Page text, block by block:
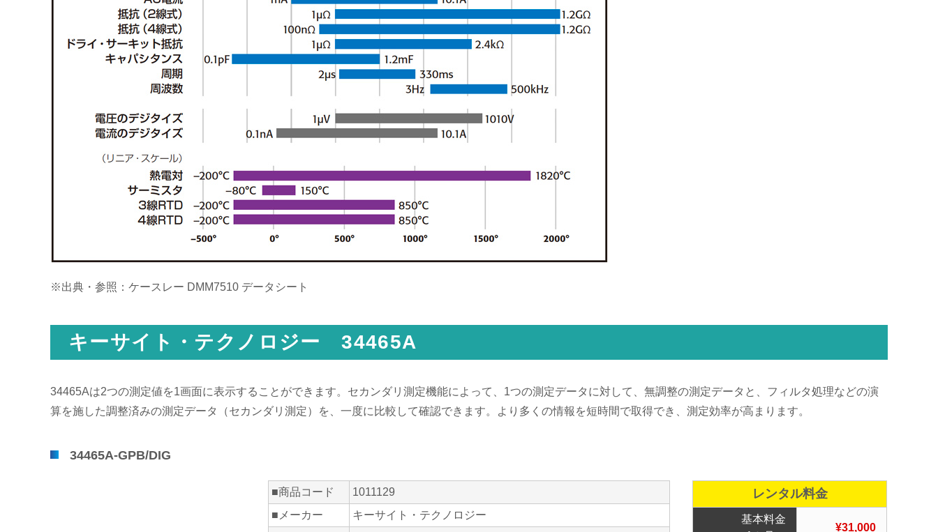
※出典・参照：ケースレー DMM7510 データシート
キーサイト・テクノロジー 34465A
34465Aは2つの測定値を1画面に表示することができます。セカンダリ測定機能によって、1つの測定データに対して、無調整の測定データと、フィルタ処理などの演
算を施した調整済みの測定データ（セカンダリ測定）を、一度に比較して確認できます。より多くの情報を短時間で取得でき、測定効率が高まります。
34465A-GPB/DIG
■商品コード
1011129
■メーカー
キーサイト・テクノロジー
レンタル料金
基本料金
¥31,000